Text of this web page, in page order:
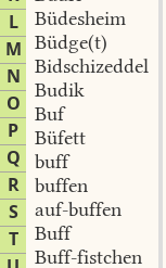
L
M
N
O
P
Q
R
S
T
Büdesheim
Büdge(t)
Bidschizeddel
Budik
Buf
Büfett
buff
buffen
auf-buffen
Buff
Buff-fistchen